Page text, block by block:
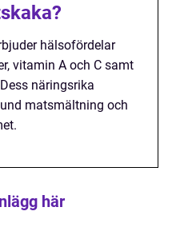
hälsofördelar
vitamin A och C samt
näringsrika
matsmältning och
här